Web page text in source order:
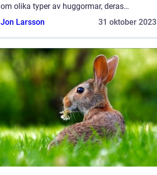
om olika typer av huggormar, deras
popularitet och kvantitativa mätningar om
Jon Larsson 31 oktober 2023